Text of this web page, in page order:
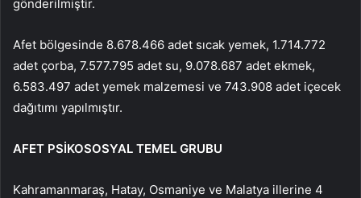
gönderilmiştir.
Afet bölgesinde 8.678.466 adet sıcak yemek, 1.714.772
adet çorba, 7.577.795 adet su, 9.078.687 adet ekmek,
6.583.497 adet yemek malzemesi ve 743.908 adet içecek
dağıtımı yapılmıştır.
AFET PSİKOSOSYAL TEMEL GRUBU
Kahramanmaraş, Hatay, Osmaniye ve Malatya illerine 4